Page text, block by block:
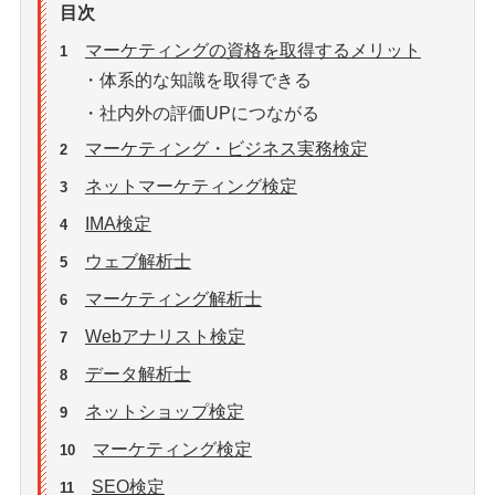
目次
1
マーケティングの資格を取得するメリット
・体系的な知識を取得できる
・社内外の評価UPにつながる
2 マーケティング・ビジネス実務検定
3 ネットマーケティング検定
4 IMA検定
5 ウェブ解析士
6 マーケティング解析士
7 Webアナリスト検定
8 データ解析士
9 ネットショップ検定
10 マーケティング検定
11 SEO検定